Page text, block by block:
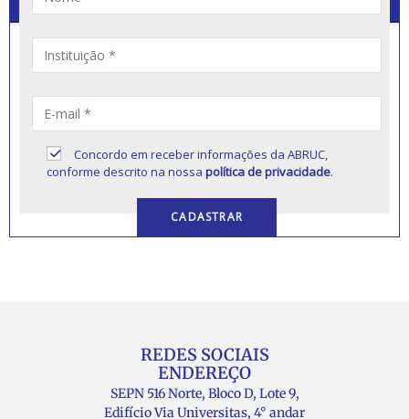
Concordo em receber informações da ABRUC,
conforme descrito na nossapolítica de privacidade.
REDES SOCIAIS
ENDEREÇO
SEPN 516 Norte, Bloco D, Lote 9,
Edifício Via Universitas, 4° andar